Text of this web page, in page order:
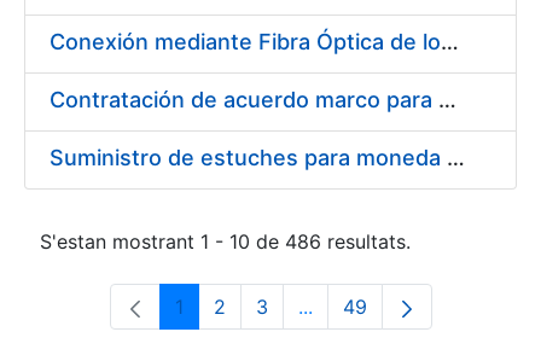
Conexión mediante Fibra Óptica de los Centros de Proceso de Datos (CPDs) de las sedes de la FNMT-RCM de Burgos y Madrid
Contratación de acuerdo marco para el Suministro de Material de Electricidad para la Fábrica Nacional de Moneda y Timbre-Real Casa de la Moneda en su centro de trabajo de Burgos
Suministro de estuches para moneda de 30 €
S'estan mostrant 1 - 10 de 486 resultats.
Pàgina
1 Pàgina
2 Pàgina
3 ...Pàgines intermèdies
Pàgina
49